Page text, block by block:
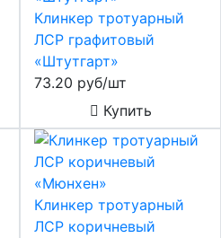
Клинкер тротуарный
ЛСР графитовый
«Штутгарт»
73.20 руб/шт
Купить
Клинкер тротуарный
ЛСР коричневый